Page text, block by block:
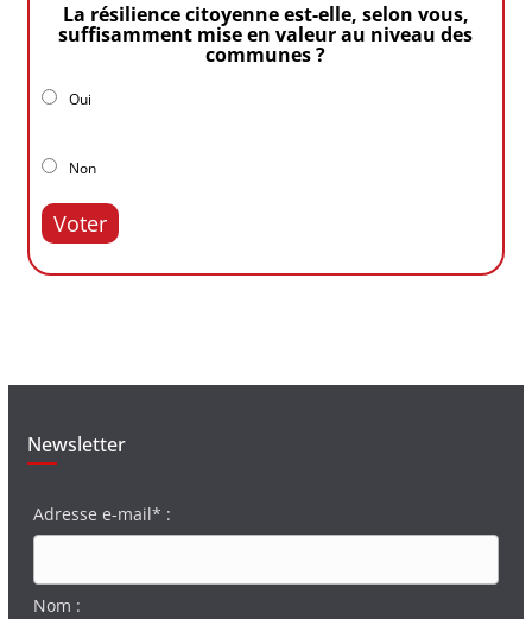
La résilience citoyenne est-elle, selon vous,
suffisamment mise en valeur au niveau des
communes ?
Oui
Non
Voter
Newsletter
Adresse e-mail* :
Nom :